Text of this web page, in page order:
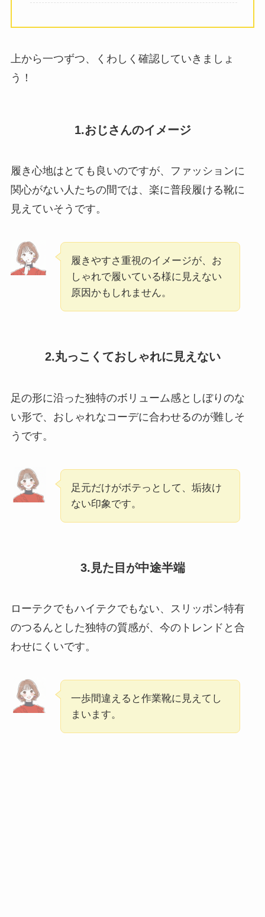
上から一つずつ、くわしく確認していきましょ
う！
1.おじさんのイメージ
履き心地はとても良いのですが、ファッションに
関心がない人たちの間では、楽に普段履ける靴に
見えていそうです。
履きやすさ重視のイメージが、お
しゃれで履いている様に見えない
原因かもしれません。
2.丸っこくておしゃれに見えない
足の形に沿った独特のボリューム感としぼりのな
い形で、おしゃれなコーデに合わせるのが難しそ
うです。
足元だけがボテっとして、垢抜け
ない印象です。
3.見た目が中途半端
ローテクでもハイテクでもない、スリッポン特有
のつるんとした独特の質感が、今のトレンドと合
わせにくいです。
一歩間違えると作業靴に見えてし
まいます。